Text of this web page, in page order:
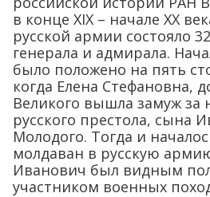
в конце XIX – начале XX
русской армии состояло
генерала и адмирала.
было положено на пять
когда Елена Стефановна,
Великого вышла замуж за
русского престола, сына
Молодого. Тогда и
молдаван в русскую
Иванович был видным
участником военных